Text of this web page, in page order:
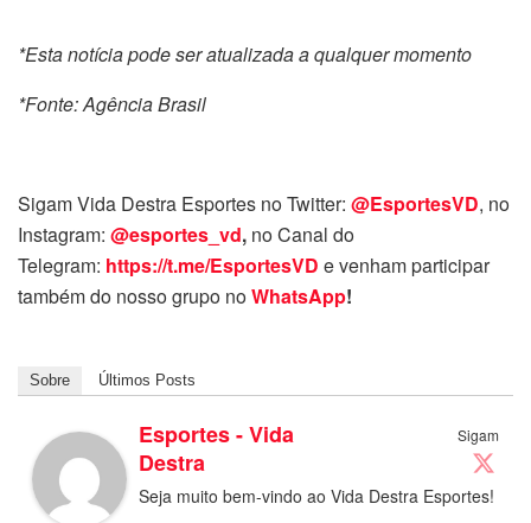
*Esta notícia pode ser atualizada a qualquer momento
*Fonte: Agência Brasil
Sigam Vida Destra Esportes no Twitter: @EsportesVD, no
Instagram: @esportes_vd, no Canal do
Telegram: https://t.me/EsportesVD e venham participar
também do nosso grupo noWhatsApp!
Sobre Últimos Posts
Sigam
Esportes - Vida
Destra
Seja muito bem-vindo ao Vida Destra Esportes!